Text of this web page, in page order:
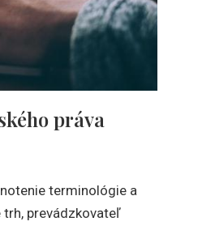
práva
terminológie a
trh, prevádzkovateľ